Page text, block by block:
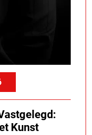
Kunst